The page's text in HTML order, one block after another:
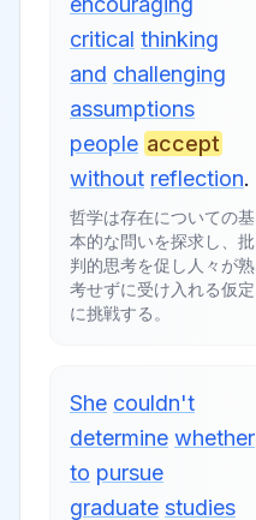
critical thinking
and challenging
assumptions
people accept
without reflection.
哲学は存在についての基
本的な問いを探求し、批
判的思考を促し人々が熟
考せずに受け入れる仮定
に挑戦する。
She couldn't
determine whether
to pursue
graduate studies